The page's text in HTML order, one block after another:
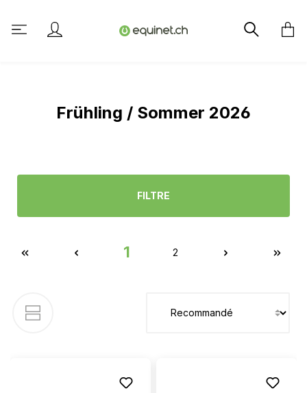
Frühling / Sommer 2026
FILTRE
1 2